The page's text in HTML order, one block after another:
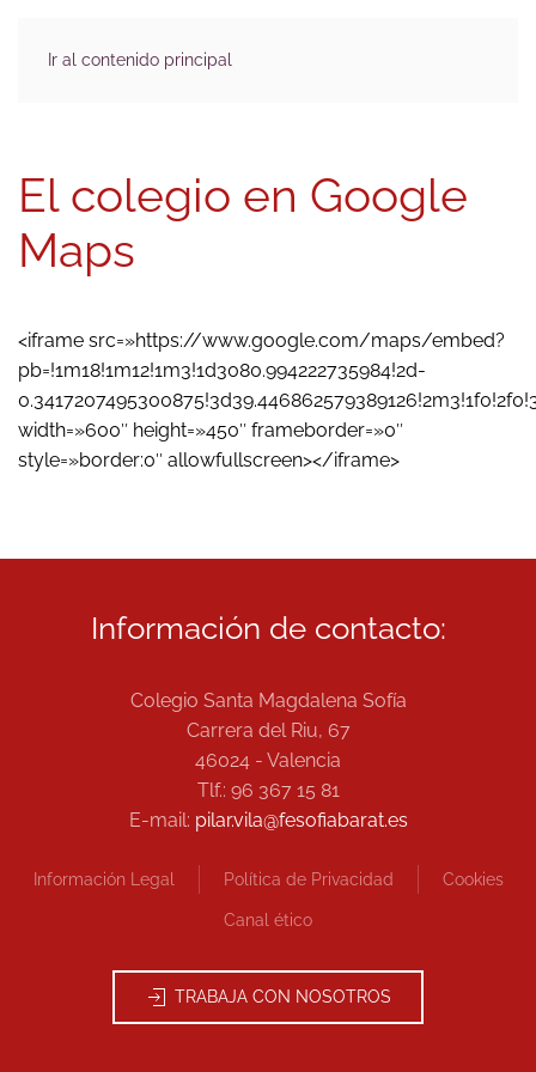
Ir al contenido principal
El colegio en Google
Maps
<iframe src=»https://www.google.com/maps/embed?
pb=!1m18!1m12!1m3!1d3080.994222735984!2d-
width=»600″ height=»450″ frameborder=»0″
style=»border:0″ allowfullscreen></iframe>
Información de contacto:
Colegio Santa Magdalena Sofía
Carrera del Riu, 67
46024 - Valencia
Tlf.: 96 367 15 81
E-mail: pilar.vila@fesofiabarat.es
Información Legal Política de Privacidad Cookies
Canal ético
TRABAJA CON NOSOTROS